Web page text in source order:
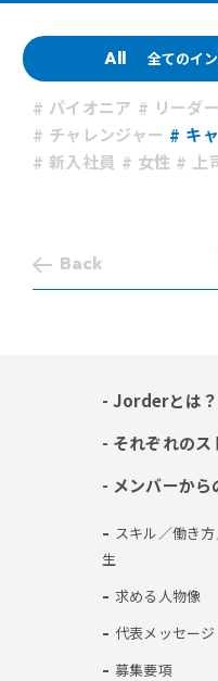
All 全てのイ
パイオニア リーダー
チャレンジャー
キ
新入社員
女性 上
Back
- Jorderとは？
- それぞれのス
- メンバーか
- スキル／働き
生
- 求める人物像
- 代表メッセージ
- 募集要項